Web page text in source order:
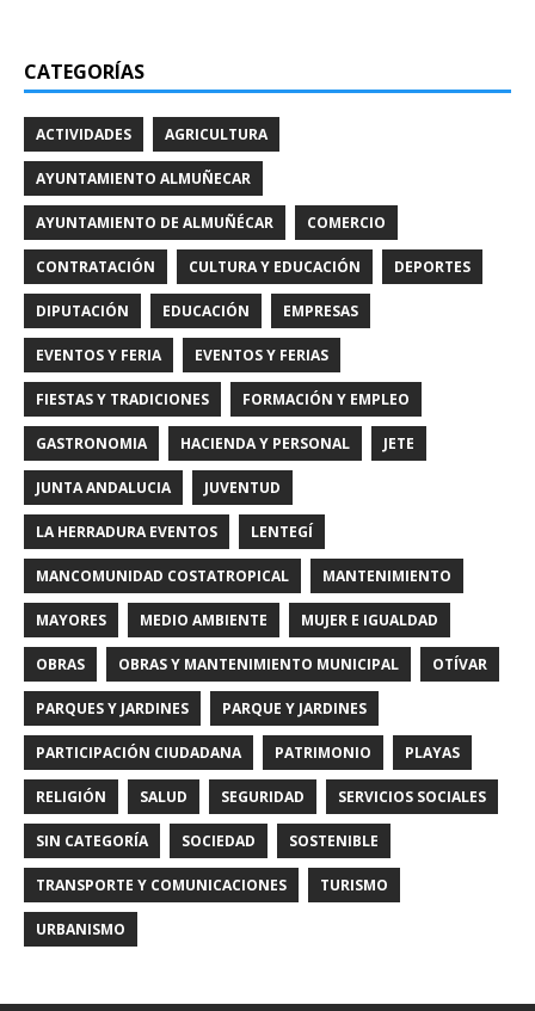
CATEGORÍAS
ACTIVIDADES AGRICULTURA
AYUNTAMIENTO ALMUÑECAR
AYUNTAMIENTO DE ALMUÑÉCAR COMERCIO
CONTRATACIÓN CULTURA Y EDUCACIÓN DEPORTES
DIPUTACIÓN EDUCACIÓN EMPRESAS
EVENTOS Y FERIA EVENTOS Y FERIAS
FIESTAS Y TRADICIONES FORMACIÓN Y EMPLEO
GASTRONOMIA HACIENDA Y PERSONAL JETE
JUNTA ANDALUCIA JUVENTUD
LA HERRADURA EVENTOS LENTEGÍ
MANCOMUNIDAD COSTATROPICAL MANTENIMIENTO
MAYORES MEDIO AMBIENTE MUJER E IGUALDAD
OBRAS OBRAS Y MANTENIMIENTO MUNICIPAL OTÍVAR
PARQUES Y JARDINES PARQUE Y JARDINES
PARTICIPACIÓN CIUDADANA PATRIMONIO PLAYAS
RELIGIÓN SALUD SEGURIDAD SERVICIOS SOCIALES
SIN CATEGORÍA SOCIEDAD SOSTENIBLE
TRANSPORTE Y COMUNICACIONES TURISMO
URBANISMO